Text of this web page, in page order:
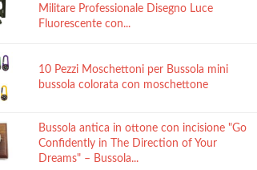
Militare Professionale Disegno Luce
Fluorescente con...
10 Pezzi Moschettoni per Bussola mini
bussola colorata con moschettone
Bussola antica in ottone con incisione "Go
Confidently in The Direction of Your
Dreams" – Bussola...